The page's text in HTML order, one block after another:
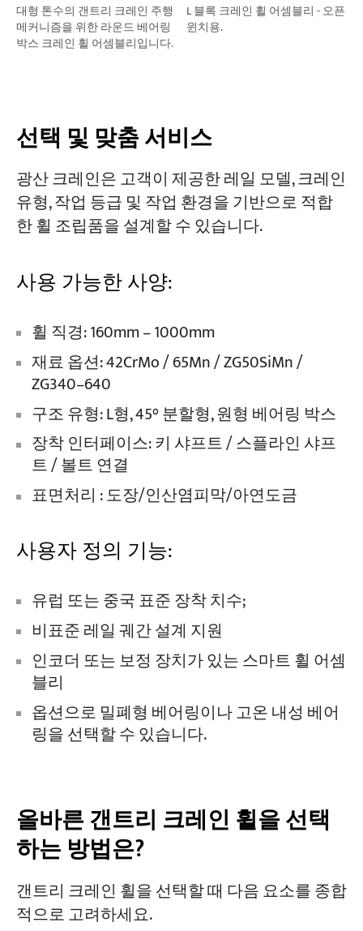
대형 톤수의 갠트리 크레인 주행
메커니즘을 위한 라운드 베어링
박스 크레인 휠 어셈블리입니다.
L 블록 크레인 휠 어셈블리 - 오픈
윈치용.
선택 및 맞춤 서비스
광산 크레인은 고객이 제공한 레일 모델, 크레인
유형, 작업 등급 및 작업 환경을 기반으로 적합
한 휠 조립품을 설계할 수 있습니다.
사용 가능한 사양:
휠 직경: 160mm – 1000mm
재료 옵션: 42CrMo / 65Mn / ZG50SiMn /
ZG340–640
구조 유형: L형, 45° 분할형, 원형 베어링 박스
장착 인터페이스: 키 샤프트 / 스플라인 샤프
트 / 볼트 연결
표면처리 : 도장/인산염피막/아연도금
사용자 정의 기능:
유럽 또는 중국 표준 장착 치수;
비표준 레일 궤간 설계 지원
인코더 또는 보정 장치가 있는 스마트 휠 어셈
블리
옵션으로 밀폐형 베어링이나 고온 내성 베어
링을 선택할 수 있습니다.
올바른 갠트리 크레인 휠을 선택
하는 방법은?
갠트리 크레인 휠을 선택할 때 다음 요소를 종합
적으로 고려하세요.